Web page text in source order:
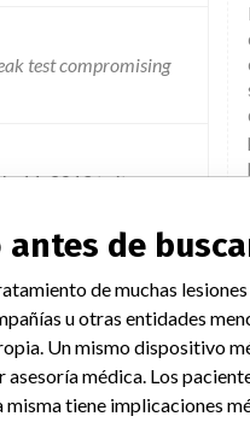
test compromising
11, 2013 to its
were instructed to
of the inner tray
in mind
this
de
de muchas
u otras entidades
Un mismo dispositivo
médica. Los
tiene implicaciones